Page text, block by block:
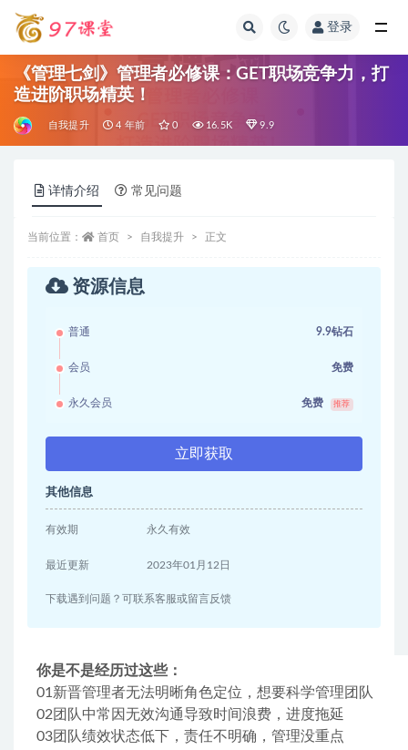
登录
《管理七剑》管理者必修课：GET职场竞争力，打
造进阶职场精英！
自我提升 4 年前 0 16.5K 9.9
详情介绍 常见问题
当前位置： 首页 自我提升 正文
资源信息
普通 9.9钻石
会员 免费
永久会员 免费 推荐
立即获取
其他信息
有效期 永久有效
最近更新 2023年01月12日
下载遇到问题？可联系客服或留言反馈
你是不是经历过这些：
01新晋管理者无法明晰角色定位，想要科学管理团队
02团队中常因无效沟通导致时间浪费，进度拖延
03团队绩效状态低下，责任不明确，管理没重点